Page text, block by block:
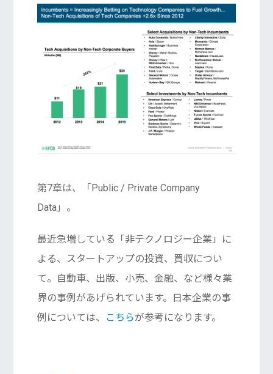
第7章は、「Public / Private Company
Data」。
最近急増している「非テクノロジー企業」に
よる、スタートアップの投資、買収につい
て。自動車、出版、小売、金融、など様々業
界の事例があげられています。日本企業の事
例については、
こちらが参考になります。